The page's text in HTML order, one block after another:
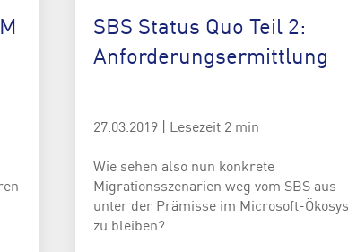
SBS Status Quo Teil 2:
Anforderungsermittlung
27.03.2019 | Lesezeit 2 min
Wie sehen also nun konkrete
Migrationsszenarien weg vom SBS aus -
unter der Prämisse im Microsoft-
zu bleiben?